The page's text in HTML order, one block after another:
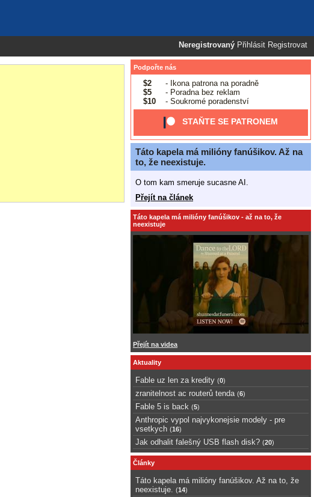
Neregistrovaný Přihlásit Registrovat
Podpořte nás
$2
- Ikona patrona na poradně
$5
- Poradna bez reklam
$10
- Soukromé poradenství
STAŇTE SE PATRONEM
Táto kapela má milióny fanúšikov. Až na
to, že neexistuje.
O tom kam smeruje sucasne AI.
Přejít na článek
Táto kapela má milióny fanúšikov - až na to, že
neexistuje
Přejít na videa
Aktuality
Fable uz len za kredity (0)
zranitelnost ac routerů tenda (6)
Fable 5 is back (5)
Anthropic vypol najvykonejsie modely - pre
vsetkych (16)
Jak odhalit falešný USB flash disk? (20)
Články
Táto kapela má milióny fanúšikov. Až na to, že
neexistuje.
(14)